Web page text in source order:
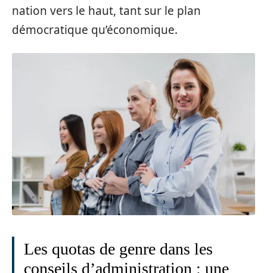
nation vers le haut, tant sur le plan
démocratique qu’économique.
Les quotas de genre dans les
conseils d’administration : une